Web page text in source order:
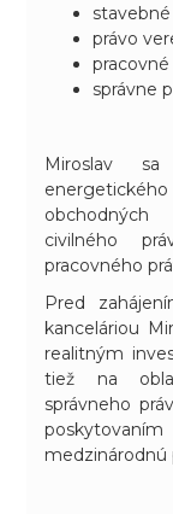
stavebné
právo
pracovné
správne
Miroslav
civilného
pracovného
Pred
kanceláriou
realitným
tiež na
správneho
medzinárodnú